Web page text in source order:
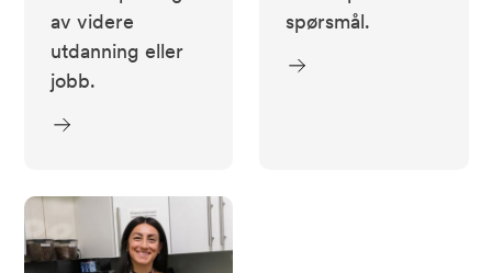
av videre
utdanning eller
jobb.
spørsmål.